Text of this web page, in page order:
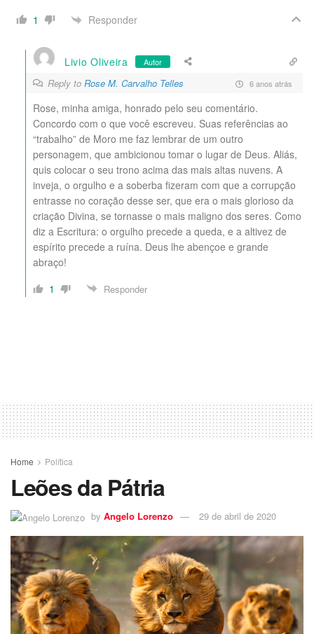
1
Responder
Livio Oliveira Autor
Reply to Rose M. Carvalho Telles 6 anos atrás
Rose, minha amiga, honrado pelo seu comentário.
Concordo com o que você escreveu. Suas referências ao
“trabalho” de Moro me faz lembrar de um outro
personagem, que ambicionou tomar o lugar de Deus. Aliás,
quis colocar o seu trono acima das mais altas nuvens. A
inveja, o orgulho e a soberba fizeram com que a corrupção
entrasse no coração desse ser, que era o mais glorioso da
criação Divina, se tornasse o mais maligno dos seres. Como
diz a Escritura: o orgulho precede a queda, e a altivez de
espírito precede a ruína. Deus lhe abençoe e grande
abraço!
1
Responder
Home Política
Leões da Pátria
by Angelo Lorenzo 29 de abril de 2020